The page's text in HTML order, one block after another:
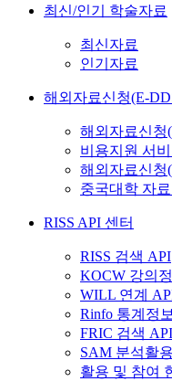
최신/인기 학술자료
최신자료
인기자료
해외자료신청(E-
해외자료신청
비용지원 서
해외자료신청
중국대학 자
RISS API 센터
RISS 검색 API
KOCW 강의
WILL 연계
Rinfo 통계정
FRIC 검색 API
SAM 분석활
활용 및 참여